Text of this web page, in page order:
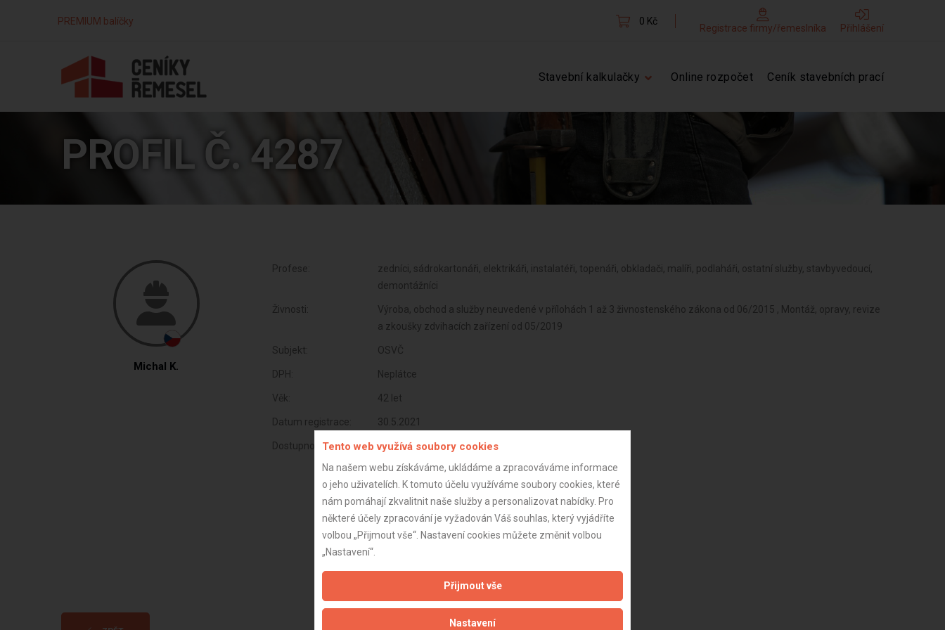
PREMIUM balíčky 0 Kč
Registrace firmy/řemeslníka Přihlášení
Stavební kalkulačky Online rozpočet Ceník stavebních prací
PROFIL Č. 4287
Michal K.
Profese:
zedníci, sádrokartonáři, elektrikáři, instalatéři, topenáři, obkladači, malíři, podlaháři, ostatní služby, stavbyvedoucí,
demontážníci
Živnosti:
Výroba, obchod a služby neuvedené v přílohách 1 až 3 živnostenského zákona od 06/2015 , Montáž, opravy, revize
a zkoušky zdvihacích zařízení od 05/2019
Subjekt: OSVČ
DPH: Neplátce
Věk: 42 let
Datum registrace: 30.5.2021
Dostupnost:Tento web využívá soubory cookies
Na našem webu získáváme, ukládáme a zpracováváme informace
o jeho uživatelích. K tomuto účelu využíváme soubory cookies, které
nám pomáhají zkvalitnit naše služby a personalizovat nabídky. Pro
některé účely zpracování je vyžadován Váš souhlas, který vyjádříte
volbou „Přijmout vše“. Nastavení cookies můžete změnit volbou
„Nastavení“.
Přijmout vše
Nastavení